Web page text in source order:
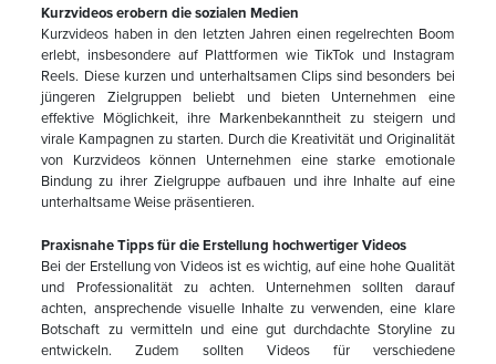
Kurzvideos erobern die sozialen Medien
Kurzvideos haben in den letzten Jahren einen regelrechten Boom
erlebt, insbesondere auf Plattformen wie TikTok und Instagram
Reels. Diese kurzen und unterhaltsamen Clips sind besonders bei
jüngeren Zielgruppen beliebt und bieten Unternehmen eine
effektive Möglichkeit, ihre Markenbekanntheit zu steigern und
virale Kampagnen zu starten. Durch die Kreativität und Originalität
von Kurzvideos können Unternehmen eine starke emotionale
Bindung zu ihrer Zielgruppe aufbauen und ihre Inhalte auf eine
unterhaltsame Weise präsentieren.
Praxisnahe Tipps für die Erstellung hochwertiger Videos
Bei der Erstellung von Videos ist es wichtig, auf eine hohe Qualität
und Professionalität zu achten. Unternehmen sollten darauf
achten, ansprechende visuelle Inhalte zu verwenden, eine klare
Botschaft zu vermitteln und eine gut durchdachte Storyline zu
entwickeln. Zudem sollten Videos für verschiedene